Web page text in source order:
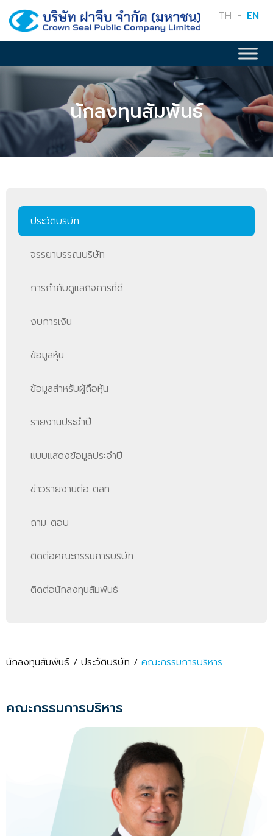
TH EN
นักลงทุนสัมพันธ์
ประวัติบริษัท
จรรยาบรรณบริษัท
การกำกับดูแลกิจการที่ดี
งบการเงิน
ข้อมูลหุ้น
ข้อมูลสำหรับผู้ถือหุ้น
รายงานประจำปี
แบบแสดงข้อมูลประจำปี
ข่าวรายงานต่อ ตลท.
ถาม-ตอบ
ติดต่อคณะกรรมการบริษัท
ติดต่อนักลงทุนสัมพันธ์
นักลงทุนสัมพันธ์ / ประวัติบริษัท / คณะกรรมการบริหาร
คณะกรรมการบริหาร